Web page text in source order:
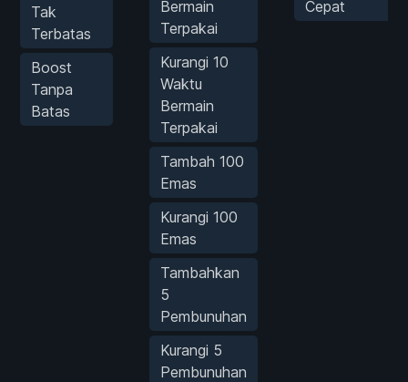
Tak
Terbatas
Boost
Tanpa
Batas
Bermain
Terpakai
Kurangi 10
Waktu
Bermain
Terpakai
Tambah 100
Emas
Kurangi 100
Emas
Tambahkan
5
Pembunuhan
Kurangi 5
Pembunuhan
Cepat